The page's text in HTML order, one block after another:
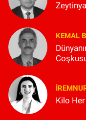
KEMAL
Kilo